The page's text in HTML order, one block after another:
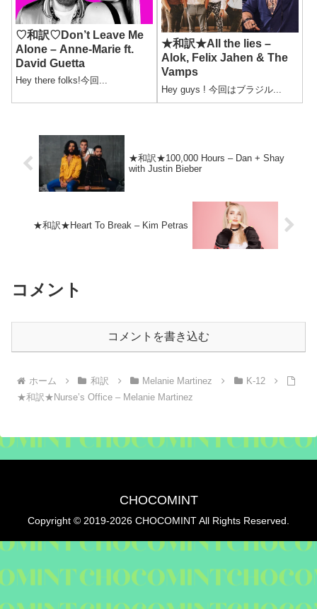
♡和訳♡Don’t Leave Me
Alone – Anne-Marie ft.
David Guetta
Hey there folks!今回...
★和訳★All the lies –
Alok, Felix Jahen & The
Vamps
Hey guys ! 今回はブラジル...
★和訳★100,000 Hours – Dan + Shay
with Justin Bieber
★和訳★Heart To Break – Kim Petras
コメント
コメントを書き込む
ホーム 和訳 Melanie Martinez
K-12
★和訳★Nurse’s Office – Melanie Martinez
CHOCOMINT
Copyright © 2019-2026 CHOCOMINT All Rights Reserved.